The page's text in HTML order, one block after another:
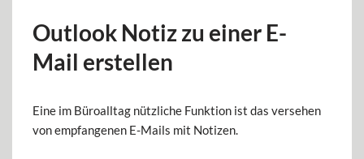
Outlook Notiz zu einer E-
Mail erstellen
Eine im Büroalltag nützliche Funktion ist das versehen
von empfangenen E-Mails mit Notizen.